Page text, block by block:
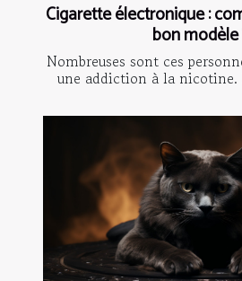
Cigarette électronique :
bon modèle
Nombreuses sont ces
une addiction à la nicotine.